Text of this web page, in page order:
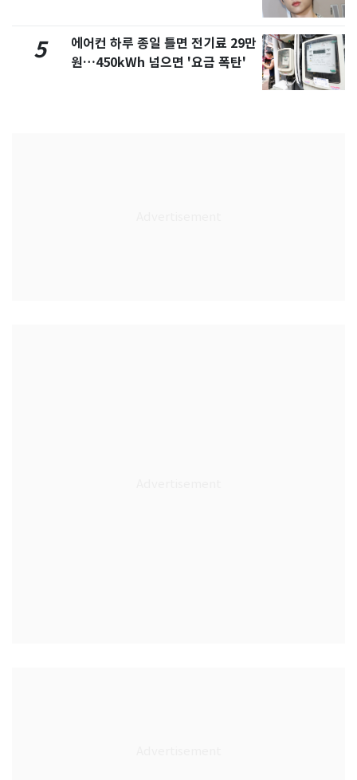
5
에어컨 하루 종일 틀면 전기료 29만
원…450kWh 넘으면 '요금 폭탄'